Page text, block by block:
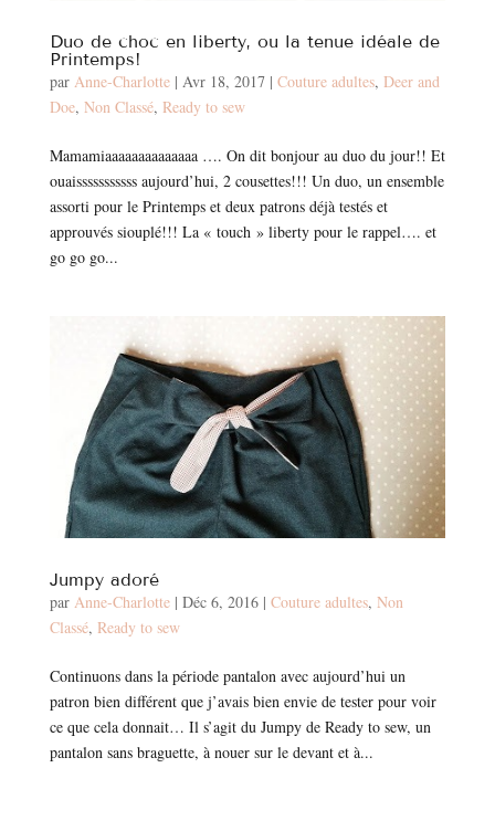
Duo de choc en liberty, ou la tenue idéale de
Printemps!
par Anne-Charlotte| Avr 18, 2017| Couture adultes, Deer and
Doe, Non Classé, Ready to sew
Mamamiaaaaaaaaaaaaaa …. On dit bonjour au duo du jour!! Et
ouaisssssssssss aujourd’hui, 2 cousettes!!! Un duo, un ensemble
assorti pour le Printemps et deux patrons déjà testés et
approuvés siouplé!!! La « touch » liberty pour le rappel…. et
go go go...
Jumpy adoré
par Anne-Charlotte| Déc 6, 2016| Couture adultes, Non
Classé, Ready to sew
Continuons dans la période pantalon avec aujourd’hui un
patron bien différent que j’avais bien envie de tester pour voir
ce que cela donnait… Il s’agit du Jumpy de Ready to sew, un
pantalon sans braguette, à nouer sur le devant et à...